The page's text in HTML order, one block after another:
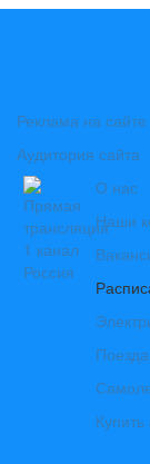
Реклама на сайте
Аудитория сайта
О нас
Наши
Поезда